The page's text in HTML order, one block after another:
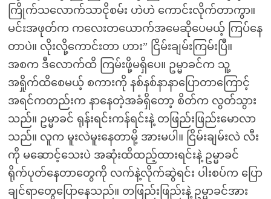
ကြိုက်သလောက်သာငိုစမ်း ဟဲဟဲ ကောင်းလိုက်တာကွာ။
မင်းအဖုတ်က ကလေးတယောက်အမေဆိုပေမယ့် ကြပ်နေ
တာပဲ။ လိုးလို့ကောင်းတာ ဟား” ငြိမ်းချမ်းကြမ်းပြီ။
အစက ဒီလောက်ထိ ကြမ်းဖို့မရှိပေ။ ဥမ္မာခင်က သူ့
အရှိုက်ထိစေမယ့် စကားကို နစ်နစ်နာနာပြောတာကြောင့်
အရင်ကတည်းက နာနေတဲ့အခံရှိတော့ စိတ်က လွတ်သွား
သည်။ ဥမ္မာခင် ရုန်းရင်းကန်ရင်းနဲ့ တဖြည်းဖြည်းမောလာ
သည်။ လူက မူးလဲမူးနေတာမို့ အားမပါ။ ငြိမ်းချမ်းလဲ လီး
ကို မဆောင့်သေးပဲ အဆုံးထိထည့်ထားရင်းနဲ့ ဥမ္မာခင်
ရိုက်ပုတ်နေတာတွေကို လက်နဲ့လိုက်ဆွဲရင်း ပါးစပ်က ပြော
ချင်ရာတွေပြောနေသည်။ တဖြည်းဖြည်းနဲ့ ဥမ္မာခင်အား